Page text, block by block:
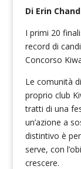
Di Erin
I primi 20
record di
Concorso
Le comunità
proprio club
tratti di una
un’azione a
distintivo è
serve, con
crescere.